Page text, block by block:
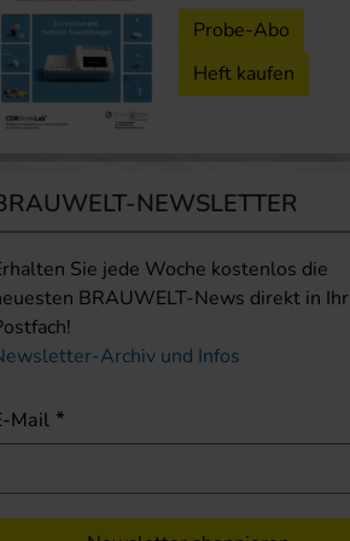
Probe-Abo
Heft kaufen
NEWSLETTER
Sie jede Woche kostenlos die
BRAUWELT-News direkt in Ihr
Archiv und Infos
Mail